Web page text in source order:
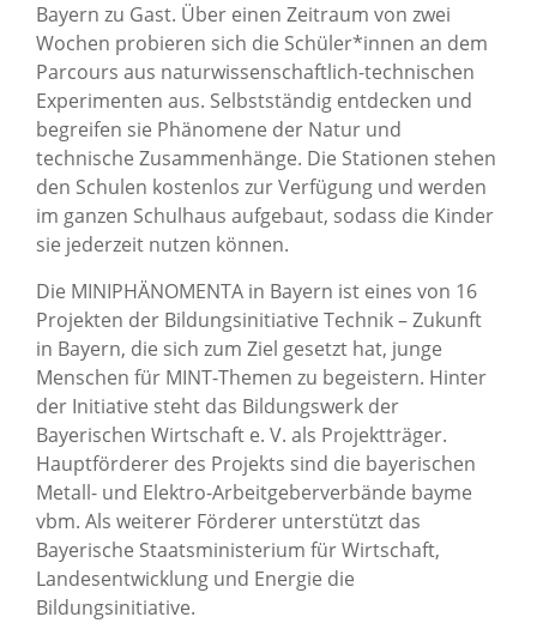
Bayern zu Gast. Über einen Zeitraum von zwei
Wochen probieren sich die Schüler*innen an dem
Parcours aus naturwissenschaftlich-technischen
Experimenten aus. Selbstständig entdecken und
begreifen sie Phänomene der Natur und
technische Zusammenhänge. Die Stationen stehen
den Schulen kostenlos zur Verfügung und werden
im ganzen Schulhaus aufgebaut, sodass die Kinder
sie jederzeit nutzen können.
Die MINIPHÄNOMENTA in Bayern ist eines von 16
Projekten der Bildungsinitiative Technik – Zukunft
in Bayern, die sich zum Ziel gesetzt hat, junge
Menschen für MINT-Themen zu begeistern. Hinter
der Initiative steht das Bildungswerk der
Bayerischen Wirtschaft e. V. als Projektträger.
Hauptförderer des Projekts sind die bayerischen
Metall- und Elektro-Arbeitgeberverbände bayme
vbm. Als weiterer Förderer unterstützt das
Bayerische Staatsministerium für Wirtschaft,
Landesentwicklung und Energie die
Bildungsinitiative.